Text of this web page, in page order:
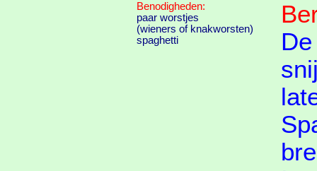
Benodigheden:
paar worstjes
(wieners of knakworsten)
spaghetti